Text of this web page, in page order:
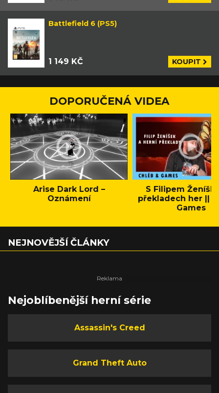
Battlefield 6 (PS5)
1 149 KČ KOUPIT
DOPORUČENÁ VIDEA
Arise Dark Lord –
Oznámení
S Filipem
překladech her ||
Games
NEJNOVĚJŠÍ ČLÁNKY
Nejoblíbenější herní série
Assassin's Creed
Grand Theft Auto